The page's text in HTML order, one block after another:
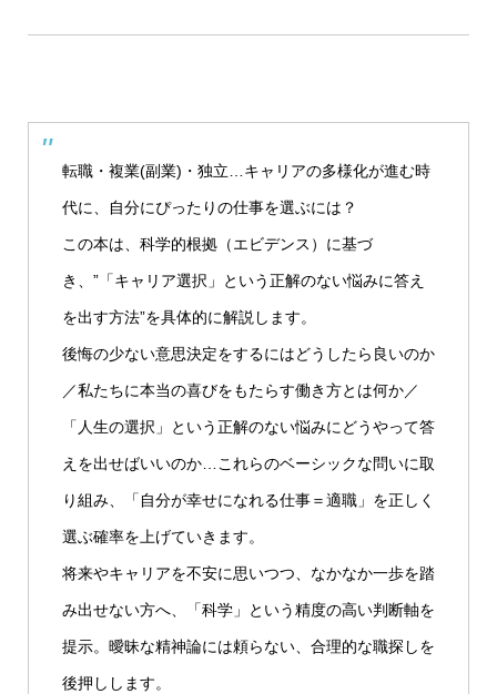
転職・複業(副業)・独立…キャリアの多様化が進む時
代に、自分にぴったりの仕事を選ぶには？
この本は、科学的根拠（エビデンス）に基づ
き、”「キャリア選択」という正解のない悩みに答え
を出す方法”を具体的に解説します。
後悔の少ない意思決定をするにはどうしたら良いのか
／私たちに本当の喜びをもたらす働き方とは何か／
「人生の選択」という正解のない悩みにどうやって答
えを出せばいいのか…これらのベーシックな問いに取
り組み、「自分が幸せになれる仕事＝適職」を正しく
選ぶ確率を上げていきます。
将来やキャリアを不安に思いつつ、なかなか一歩を踏
み出せない方へ、「科学」という精度の高い判断軸を
提示。曖昧な精神論には頼らない、合理的な職探しを
後押しします。